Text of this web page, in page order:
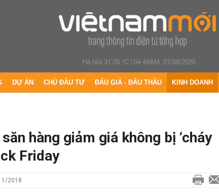
Hà Nội 31.05 °C|04:49AM, 07/08/2026
DỰ ÁN CHỦ ĐẦU TƯ ĐẤU GIÁ - ĐẤU THẦU KINH DOANH
hàng giảm giá không bị ‘cháy
Friday
2018